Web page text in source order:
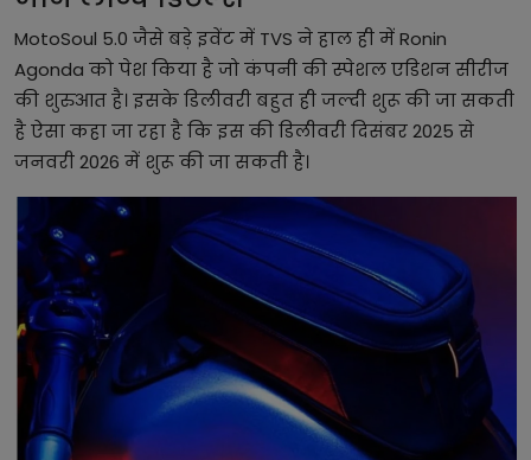
MotoSoul 5.0 जैसे बड़े इवेंट में TVS ने हाल ही में Ronin
Agonda को पेश किया है जो कंपनी की स्पेशल एडिशन सीरीज
की शुरुआत है। इसके डिलीवरी बहुत ही जल्दी शुरू की जा सकती
है ऐसा कहा जा रहा है कि इस की डिलीवरी दिसंबर 2025 से
जनवरी 2026 में शुरू की जा सकती है।